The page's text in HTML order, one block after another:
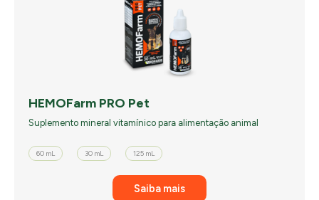
HEMOFarm PRO Pet
Suplemento mineral vitamínico para alimentação animal
60 mL 30 mL 125 mL
Saiba mais